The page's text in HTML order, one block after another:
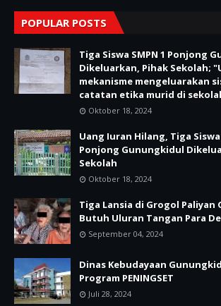
POPULAR POSTS
Tiga Siswa SMPN 1 Ponjong
Dikeluarkan, Pihak Sekolah;
mekanisme mengeluarakan
catatan etika murid di
Oktober 18, 2024
Uang Iuran Hilang, Tiga Siswa
Ponjong Gunungkidul
Sekolah
Oktober 18, 2024
Tiga Lansia di Grogol Paliyan
Butuh Uluran Tangan Para
September 04, 2024
Dinas Kebudayaan
Program PENINGSET
Juli 28, 2024